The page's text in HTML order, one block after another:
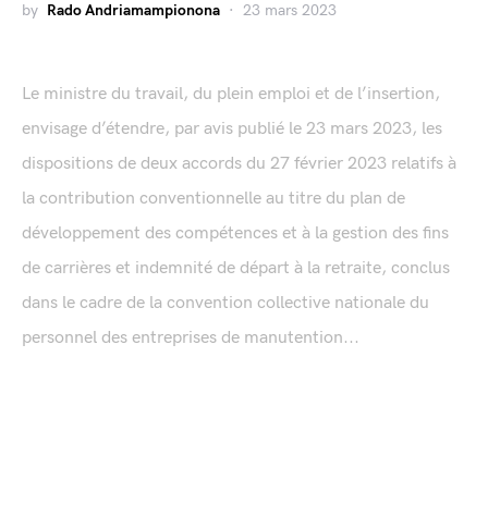
by Rado Andriamampionona 23 mars 2023
Le ministre du travail, du plein emploi et de l’insertion,
envisage d’étendre, par avis publié le 23 mars 2023, les
dispositions de deux accords du 27 février 2023 relatifs à
la contribution conventionnelle au titre du plan de
développement des compétences et à la gestion des fins
de carrières et indemnité de départ à la retraite, conclus
dans le cadre de la convention collective nationale du
personnel des entreprises de manutention...